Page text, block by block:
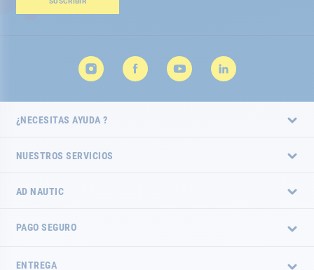
de
¿NECESITAS AYUDA ?
NUESTROS SERVICIOS
AD NAUTIC
PAGO SEGURO
ENTREGA